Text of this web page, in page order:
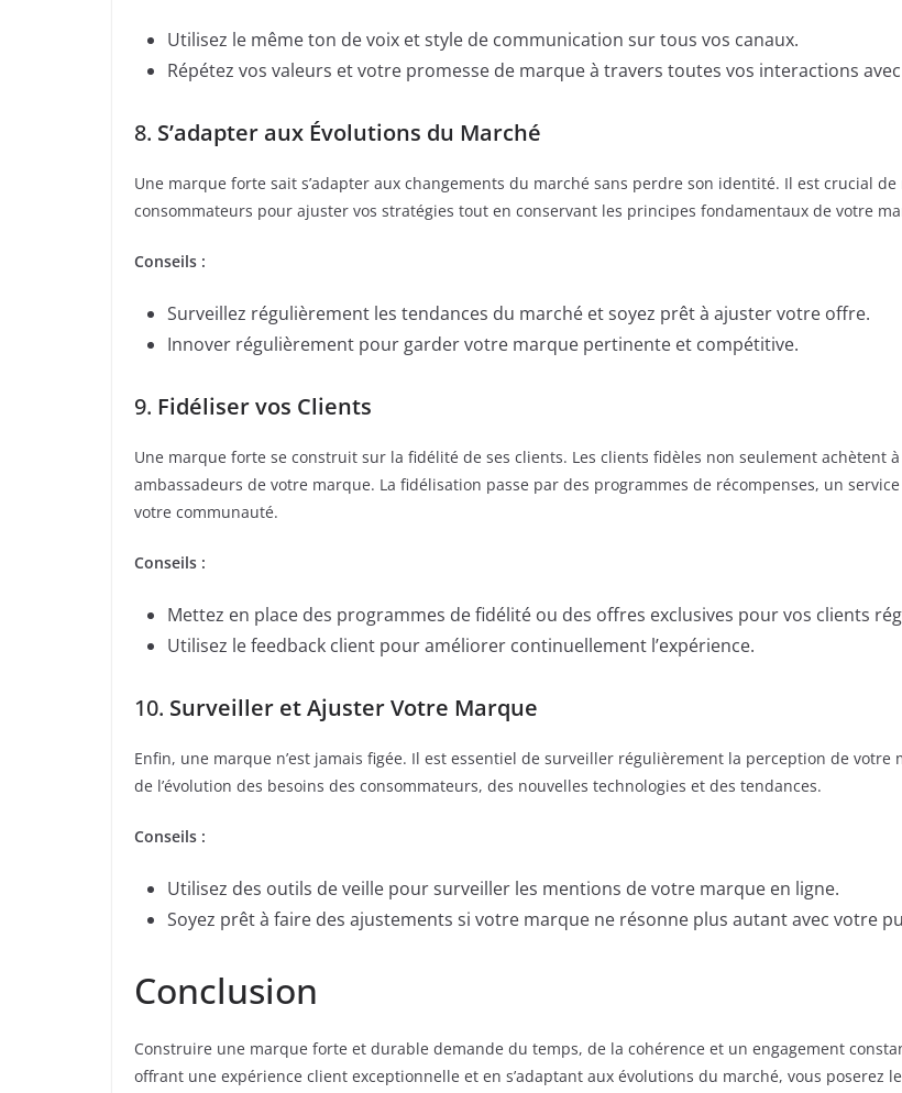
Utilisez le même ton de voix et style de communication sur tous vos canaux.
Répétez vos valeurs et votre promesse de marque à travers toutes vos interactions
8. S’adapter aux Évolutions du Marché
Une marque forte sait s’adapter aux changements du marché sans perdre son identité. Il est crucial
consommateurs pour ajuster vos stratégies tout en conservant les principes fondamentaux de votre
Conseils :
Surveillez régulièrement les tendances du marché et soyez prêt à ajuster votre offre.
Innover régulièrement pour garder votre marque pertinente et compétitive.
9. Fidéliser vos Clients
Une marque forte se construit sur la fidélité de ses clients. Les clients fidèles non seulement achètent
ambassadeurs de votre marque. La fidélisation passe par des programmes de récompenses, un
votre communauté.
Conseils :
Mettez en place des programmes de fidélité ou des offres exclusives pour vos clients
Utilisez le feedback client pour améliorer continuellement l’expérience.
10. Surveiller et Ajuster Votre Marque
Enfin, une marque n’est jamais figée. Il est essentiel de surveiller régulièrement la perception de
de l’évolution des besoins des consommateurs, des nouvelles technologies et des tendances.
Conseils :
Utilisez des outils de veille pour surveiller les mentions de votre marque en ligne.
Soyez prêt à faire des ajustements si votre marque ne résonne plus autant avec votre
Conclusion
Construire une marque forte et durable demande du temps, de la cohérence et un engagement
offrant une expérience client exceptionnelle et en s’adaptant aux évolutions du marché, vous poserez